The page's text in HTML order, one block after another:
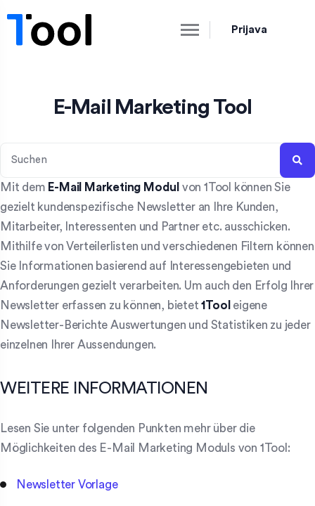
Prijava
E-Mail Marketing Tool
Mit dem E-Mail Marketing Modul von 1Tool können Sie
gezielt kundenspezifische Newsletter an Ihre Kunden,
Mitarbeiter, Interessenten und Partner etc. ausschicken.
Mithilfe von Verteilerlisten und verschiedenen Filtern können
Sie Informationen basierend auf Interessengebieten und
Anforderungen gezielt verarbeiten. Um auch den Erfolg Ihrer
Newsletter erfassen zu können, bietet1Tool eigene
Newsletter-Berichte Auswertungen und Statistiken zu jeder
einzelnen Ihrer Aussendungen.
WEITERE INFORMATIONEN
Lesen Sie unter folgenden Punkten mehr über die
Möglichkeiten des E-Mail Marketing Moduls von 1Tool:
Newsletter Vorlage